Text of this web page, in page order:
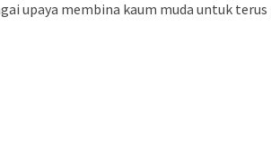
upaya membina kaum muda untuk